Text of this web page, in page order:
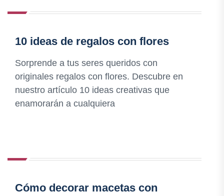
10 ideas de regalos con flores
Sorprende a tus seres queridos con
originales regalos con flores. Descubre en
nuestro artículo 10 ideas creativas que
enamorarán a cualquiera
Cómo decorar macetas con